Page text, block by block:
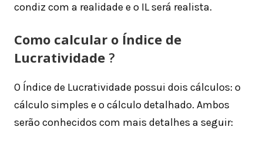
condiz com a realidade e o IL será realista.
Como calcular o Índice de
Lucratividade ?
O Índice de Lucratividade possui dois cálculos: o
cálculo simples e o cálculo detalhado. Ambos
serão conhecidos com mais detalhes a seguir: